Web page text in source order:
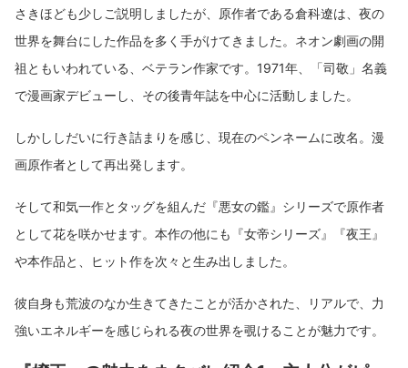
さきほども少しご説明しましたが、原作者である倉科遼は、夜の
世界を舞台にした作品を多く手がけてきました。ネオン劇画の開
祖ともいわれている、ベテラン作家です。1971年、「司敬」名義
で漫画家デビューし、その後青年誌を中心に活動しました。
しかししだいに行き詰まりを感じ、現在のペンネームに改名。漫
画原作者として再出発します。
そして和気一作とタッグを組んだ『悪女の鑑』シリーズで原作者
として花を咲かせます。本作の他にも『女帝シリーズ』『夜王』
や本作品と、ヒット作を次々と生み出しました。
彼自身も荒波のなか生きてきたことが活かされた、リアルで、力
強いエネルギーを感じられる夜の世界を覗けることが魅力です。